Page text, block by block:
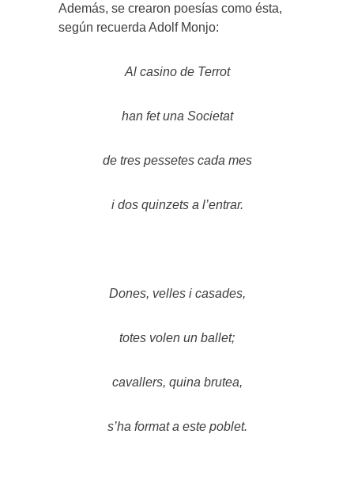
Además, se crearon poesías como ésta,
según recuerda Adolf Monjo:
Al casino de Terrot
han fet una Societat
de tres pessetes cada mes
i dos quinzets a l’entrar.
Dones, velles i casades,
totes volen un ballet;
cavallers, quina brutea,
s’ha format a este poblet.